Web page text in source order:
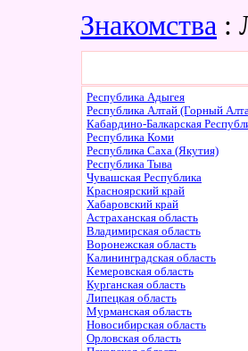
Знакомства :
Республика Адыгея
Республика Алтай (Горный
Кабардино-Балкарская
Республика Коми
Республика Саха (Якутия)
Республика Тыва
Чувашская Республика
Красноярский край
Хабаровский край
Астраханская область
Владимирская область
Воронежская область
Калининградская область
Кемеровская область
Курганская область
Липецкая область
Мурманская область
Новосибирская область
Орловская область